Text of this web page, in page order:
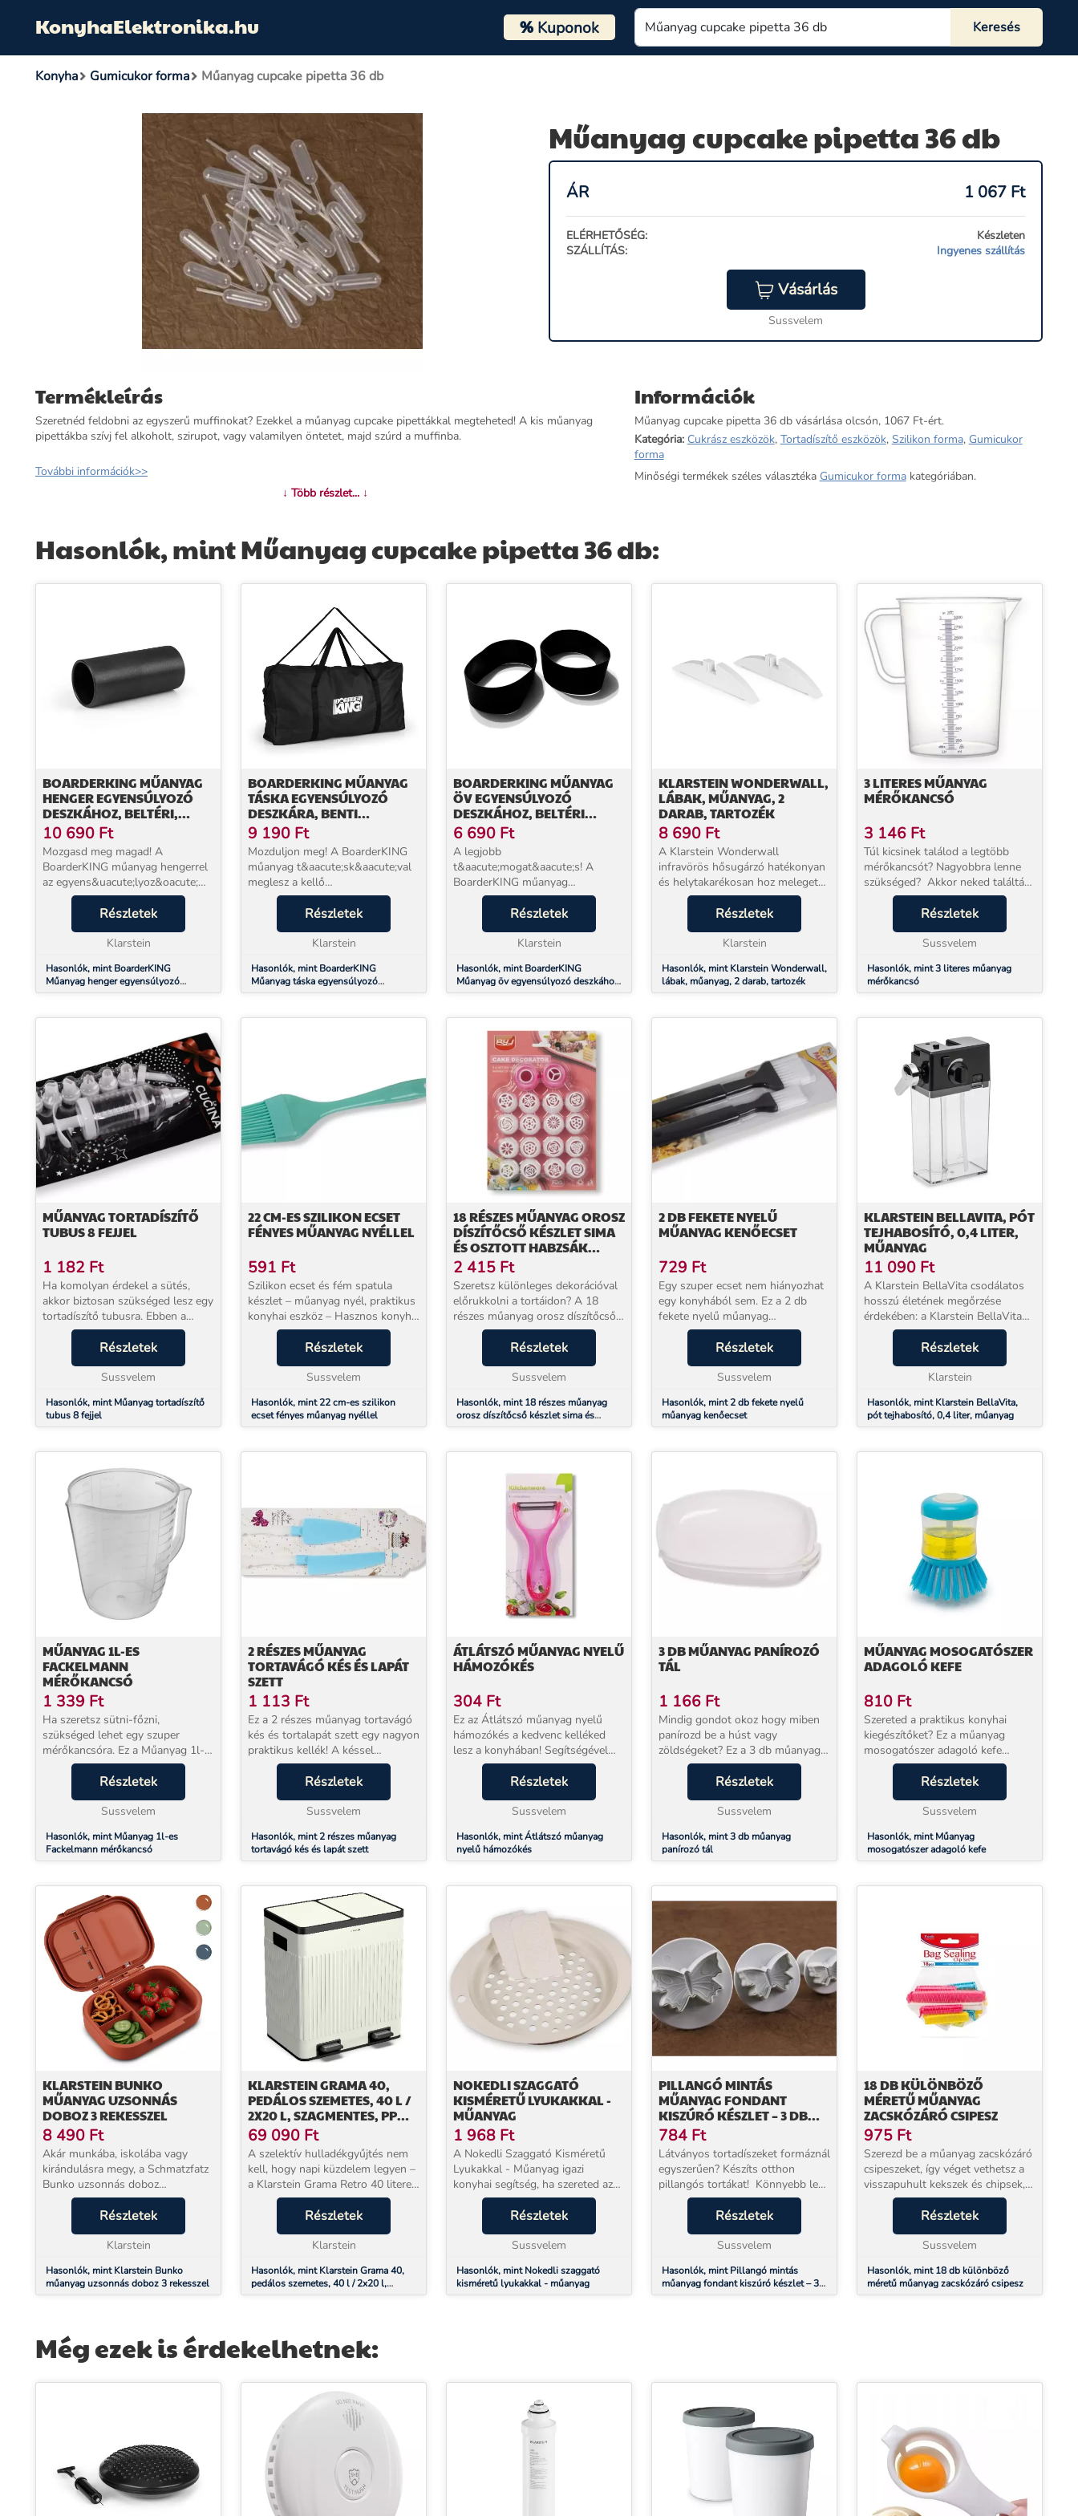
KonyhaElektronika.hu %Kuponok
Konyha Gumicukor forma Műanyag cupcake pipetta 36 db
Műanyag cupcake pipetta 36 db
ÁR 1 067 Ft
ELÉRHETŐSÉG:
Készleten
SZÁLLÍTÁS:
Ingyenes szállítás
Vásárlás
Sussvelem
Termékleírás
Szeretnéd feldobni az egyszerű muffinokat? Ezekkel a műanyag cupcake pipettákkal megteheted! A kis műanyag
pipettákba szívj fel alkoholt, szirupot, vagy valamilyen öntetet, majd szúrd a muffinba.
További információk>>
↓ Több részlet... ↓
Információk
Műanyag cupcake pipetta 36 db vásárlása olcsón, 1067 Ft-ért.
Kategória: Cukrász eszközök, Tortadíszítő eszközök, Szilikon forma, Gumicukor
forma
Minőségi termékek széles választéka Gumicukor formakategóriában.
Hasonlók, mint Műanyag cupcake pipetta 36 db:
BOARDERKING MŰANYAG
HENGER EGYENSÚLYOZÓ
DESZKÁHOZ, BELTÉRI,
MŰANYAG
10 690 Ft
Mozgasd meg magad! A
BoarderKING műanyag hengerrel
az egyens&uacute;lyoz&oacute;
deszk&aacute;d&nbsp;megkap
mindent, amire
sz&uuml;ks&eacute;ge van az
ig&eacute;nyes &eacute;s
Részletek
Klarstein
Hasonlók, mint BoarderKING
Műanyag henger egyensúlyozó
deszkához, beltéri, műanyag
BOARDERKING MŰANYAG
TÁSKA EGYENSÚLYOZÓ
DESZKÁRA, BENTI
DESZKÁRA, MŰANYAG
9 190 Ft
Mozduljon meg! A BoarderKING
műanyag t&aacute;sk&aacute;val
meglesz a kellő
felszerel&eacute;se ahhoz, hogy
b&aacute;rhov&aacute;
mag&aacute;val tudja vinni az
egyens&uacute;lyoz&oacute;
Részletek
Klarstein
Hasonlók, mint BoarderKING
Műanyag táska egyensúlyozó
deszkára, benti deszkára, műanyag
BOARDERKING MŰANYAG
ÖV EGYENSÚLYOZÓ
DESZKÁHOZ, BELTÉRI
DESZKÁHOZ, MŰANYAG
HENGEREKHEZ, 2 DB
6 690 Ft
A legjobb
t&aacute;mogat&aacute;s! A
BoarderKING műanyag
&ouml;vekkel&nbsp;vagy a
legjobban felszerelve, hogy a
műanyag m&eacute;rőlemez
henger&eacute;hez a
fel&uuml;leti s&uacut...
Részletek
Klarstein
Hasonlók, mint BoarderKING
Műanyag öv egyensúlyozó deszkához,
beltéri deszkához, műanyag
KLARSTEIN WONDERWALL,
LÁBAK, MŰANYAG, 2
DARAB, TARTOZÉK
8 690 Ft
A Klarstein Wonderwall
infravörös hősugárzó hatékonyan
és helytakarékosan hoz meleget
minden szobába, ezekkel a
lábakkal pedig a hősugárzó még
sokoldalúbb lesz! Az infravörös
hősugárzót a falon és men...
Részletek
Klarstein
Hasonlók, mint Klarstein Wonderwall,
lábak, műanyag, 2 darab, tartozék
3 LITERES MŰANYAG
MÉRŐKANCSÓ
3 146 Ft
Túl kicsinek találod a legtöbb
mérőkancsót? Nagyobbra lenne
szükséged? Akkor neked találták
ki ezt a 3 literes műanyag
mérőkancsót! A konyhában
biztosan szükséged lesz egy ilyen
megbízható mé...
Részletek
Sussvelem
Hasonlók, mint 3 literes műanyag
mérőkancsó
MŰANYAG TORTADÍSZÍTŐ
TUBUS 8 FEJJEL
1 182 Ft
Ha komolyan érdekel a sütés,
akkor biztosan szükséged lesz egy
tortadíszítő tubusra. Ebben a
műanyag tortadíszítő tubus
készletben: 1 db tortadíszítő
tubust és 8 db műanyag
díszítőcsövet találs...
Részletek
Sussvelem
Hasonlók, mint Műanyag tortadíszítő
tubus 8 fejjel
22 CM-ES SZILIKON ECSET
FÉNYES MŰANYAG NYÉLLEL
591 Ft
Szilikon ecset és fém spatula
készlet – műanyag nyél, praktikus
konyhai eszköz – Hasznos konyhai
kellék, ami megkönnyíti a sütést
és díszítést....Részletek
Sussvelem
Hasonlók, mint 22 cm-es szilikon
ecset fényes műanyag nyéllel
18 RÉSZES MŰANYAG OROSZ
DÍSZÍTŐCSŐ KÉSZLET SIMA
ÉS OSZTOTT HABZSÁK
CSATLAKOZÓVAL
2 415 Ft
Szeretsz különleges dekorációval
előrukkolni a tortáidon? A 18
részes műanyag orosz díszítőcső
készlet sima és osztott habzsák
csatlakozóval segítségével
gyönyörű krémvirágokat
készíthetsz a tortákra,...
Részletek
Sussvelem
Hasonlók, mint 18 részes műanyag
orosz díszítőcső készlet sima és
osztott habzsák csatlakozóval
2 DB FEKETE NYELŰ
MŰANYAG KENŐECSET
729 Ft
Egy szuper ecset nem hiányozhat
egy konyhából sem. Ez a 2 db
fekete nyelű műanyag
kenőecset remek választás.
Segítségével gyorsan lekenheted
a pogácsák, kalácsok, sütemények
tetejét tojással, a p...
Részletek
Sussvelem
Hasonlók, mint 2 db fekete nyelű
műanyag kenőecset
KLARSTEIN BELLAVITA, PÓT
TEJHABOSÍTÓ, 0,4 LITER,
MŰANYAG
11 090 Ft
A Klarstein BellaVita csodálatos
hosszú életének megőrzése
érdekében: a Klarstein BellaVita
tejhabosítóval egyszerűen cserélje
le a régi tartályt újra, és élvezze a
kávéfőző adta örömöket. A
Részletek
Klarstein
Hasonlók, mint Klarstein BellaVita,
pót tejhabosító, 0,4 liter, műanyag
MŰANYAG 1L-ES
FACKELMANN
MÉRŐKANCSÓ
1 339 Ft
Ha szeretsz sütni-főzni,
szükséged lehet egy szuper
mérőkancsóra. Ez a Műanyag 1l-
es Fackelmann mérőkancsó a
kedvenced lesz! A kancsó oldalán
található beosztások: Liter Liszt
Cukor Köbcent...
Részletek
Sussvelem
Hasonlók, mint Műanyag 1l-es
Fackelmann mérőkancsó
2 RÉSZES MŰANYAG
TORTAVÁGÓ KÉS ÉS LAPÁT
SZETT
1 113 Ft
Ez a 2 részes műanyag tortavágó
kés és tortalapát szett egy nagyon
praktikus kellék! A késsel
könnyedén felszeletelheted az
ünnepi tortát, a lapáttal pedig
egyszerűen a tányérra
szervírozhatod. ...
Részletek
Sussvelem
Hasonlók, mint 2 részes műanyag
tortavágó kés és lapát szett
ÁTLÁTSZÓ MŰANYAG NYELŰ
HÁMOZÓKÉS
304 Ft
Ez az Átlátszó műanyag nyelű
hámozókés a kedvenc kelléked
lesz a konyhában! Segítségével
gyorsan és hatékonyan
megpucolhatod a zöldségeket,
gyümölcsöket. Kis mérete miatt
könnyen elfér az evőesz...
Részletek
Sussvelem
Hasonlók, mint Átlátszó műanyag
nyelű hámozókés
3 DB MŰANYAG PANÍROZÓ
TÁL
1 166 Ft
Mindig gondot okoz hogy miben
panírozd be a húst vagy
zöldségeket? Ez a 3 db műanyag
panírozó tál szuper választás lesz!
Ebben a 3 darabos szettben
kényelmesen panírozhatsz, mivel
lesz egy megfelel...
Részletek
Sussvelem
Hasonlók, mint 3 db műanyag
panírozó tál
MŰANYAG MOSOGATÓSZER
ADAGOLÓ KEFE
810 Ft
Szereted a praktikus konyhai
kiegészítőket? Ez a műanyag
mosogatószer adagoló kefe
tetszeni fog neked! Ezzel a
mosogatókefével gyerekjáték a
mosogatás. A beépített
mosogatószer tartálynak
Részletek
Sussvelem
Hasonlók, mint Műanyag
mosogatószer adagoló kefe
KLARSTEIN BUNKO
MŰANYAG UZSONNÁS
DOBOZ 3 REKESSZEL
8 490 Ft
Akár munkába, iskolába vagy
kirándulásra megy, a Schmatzfatz
Bunko uzsonnás doboz
gondoskodik arról, hogy az ételek
frissek, ízletesek és gondosan
szervezettek maradjanak egész
nap. Három praktikus re...
Részletek
Klarstein
Hasonlók, mint Klarstein Bunko
műanyag uzsonnás doboz 3 rekesszel
KLARSTEIN GRAMA 40,
PEDÁLOS SZEMETES, 40 L /
2X20 L, SZAGMENTES, PP
MŰANYAG, RETRO
69 090 Ft
A szelektív hulladékgyűjtés nem
kell, hogy napi küzdelem legyen –
a Klarstein Grama Retro 40 literes
befogadóképességével és három
szortírozó rekeszével olyan
rendszert kínál, amely valóban
Részletek
Klarstein
Hasonlók, mint Klarstein Grama 40,
pedálos szemetes, 40 l / 2x20 l,
szagmentes, PP műanyag, retro
NOKEDLI SZAGGATÓ
KISMÉRETŰ LYUKAKKAL -
MŰANYAG
1 968 Ft
A Nokedli Szaggató Kisméretű
Lyukakkal - Műanyag igazi
konyhai segítség, ha szereted az
otthon készült, friss és puha
galuskát. A házi nokedli készítése
sokak számára egy örömteli
hagyomány, de gyakra...
Részletek
Sussvelem
Hasonlók, mint Nokedli szaggató
kisméretű lyukakkal - műanyag
PILLANGÓ MINTÁS
MŰANYAG FONDANT
KISZÚRÓ KÉSZLET – 3 DB
KÜLÖNBÖZŐ MÉRETBEN
784 Ft
Látványos tortadíszeket formáznál
egyszerűen? Készíts otthon
pillangós tortákat! Könnyebb lesz
mint gondolnád! 3 különböző
méretű pillangót ( 3,5 cm, 5 cm,
6,5 cm) formálhatsz ennek a ...
Részletek
Sussvelem
Hasonlók, mint Pillangó mintás
műanyag fondant kiszúró készlet – 3
db különböző méretben
18 DB KÜLÖNBÖZŐ
MÉRETŰ MŰANYAG
ZACSKÓZÁRÓ CSIPESZ
975 Ft
Szerezd be a műanyag zacskózáró
csipeszeket, így véget vethetsz a
visszapuhult kekszek és chipsek,
kiszóródó alapanyagok idejének.
Minden háztartásban elkél pár
darab zacskózáró csipesz,
Részletek
Sussvelem
Hasonlók, mint 18 db különböző
méretű műanyag zacskózáró csipesz
Még ezek is érdekelhetnek: